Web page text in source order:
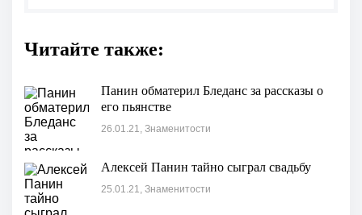
Читайте также:
Панин обматерил Бледанс за рассказы о
его пьянстве
26.01.21, Знаменитости
Алексей Панин тайно сыграл свадьбу
25.01.21, Знаменитости